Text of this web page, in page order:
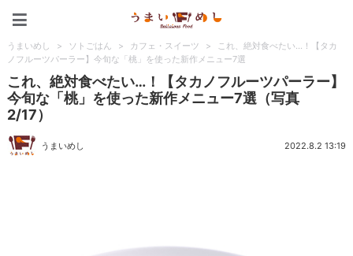
うまいめし > ソトごはん > カフェ・スイーツ >
これ、絶対食べたい…！【タカ
ノフルーツパーラー】今旬な「桃」を使った新作メニュー7選
これ、絶対食べたい…！【タカノフルーツパーラー】
今旬な「桃」を使った新作メニュー7選（写真
2/17）
うまいめし 2022.8.2 13:19